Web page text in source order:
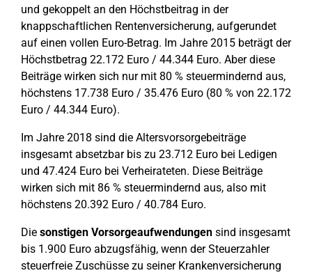
und gekoppelt an den Höchstbeitrag in der
knappschaftlichen Rentenversicherung, aufgerundet
auf einen vollen Euro-Betrag. Im Jahre 2015 beträgt der
Höchstbetrag 22.172 Euro / 44.344 Euro. Aber diese
Beiträge wirken sich nur mit 80 % steuermindernd aus,
höchstens 17.738 Euro / 35.476 Euro (80 % von 22.172
Euro / 44.344 Euro).
Im Jahre 2018 sind die Altersvorsorgebeiträge
insgesamt absetzbar bis zu 23.712 Euro bei Ledigen
und 47.424 Euro bei Verheirateten. Diese Beiträge
wirken sich mit 86 % steuermindernd aus, also mit
höchstens 20.392 Euro / 40.784 Euro.
Die sonstigen Vorsorgeaufwendungen sind insgesamt
bis 1.900 Euro abzugsfähig, wenn der Steuerzahler
steuerfreie Zuschüsse zu seiner Krankenversicherung